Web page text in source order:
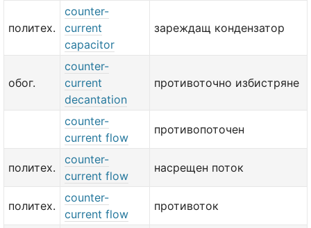
политех.
counter-
current
capacitor
зареждащ кондензатор
обог.
counter-
current
decantation
противоточно избистряне
counter-
current flow
противопоточен
политех.
counter-
current flow
насрещен поток
политех.
counter-
current flow
противоток